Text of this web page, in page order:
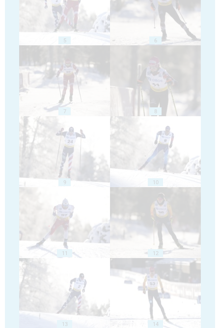
5 6
7 8
9 10
11 12
13 14